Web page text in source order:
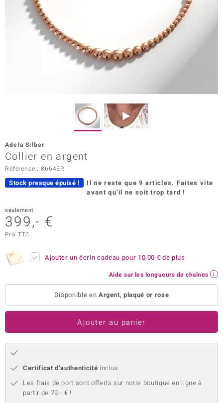
Designs
Adela Silber
Collier en argent
Référence : 8664ER
Stock presque épuisé ! Il ne reste que 9 articles. Faites vite
avant qu’il ne soit trop tard !
seulement
399,- €
Prix TTC
Ajouter un écrin cadeau pour 10,00 € de plus
Aide sur les longueurs de chaînes
Disponible en Argent, plaqué or rose
Ajouter au panier
Certificat d’authenticité inclus
Les frais de port sont offerts sur notre boutique en ligne à
partir de 79,- € !